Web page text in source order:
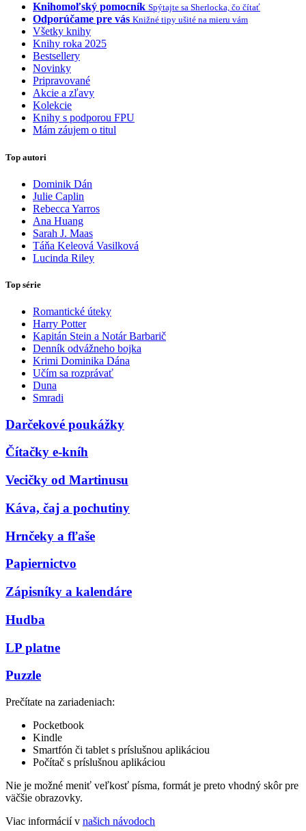
Knihomoľský pomocník Spýtajte sa Sherlocka, čo čítať
Odporúčame pre vás Knižné tipy ušité na mieru vám
Všetky knihy
Knihy roka 2025
Bestsellery
Novinky
Pripravované
Akcie a zľavy
Kolekcie
Knihy s podporou FPU
Mám záujem o titul
Top autori
Dominik Dán
Julie Caplin
Rebecca Yarros
Ana Huang
Sarah J. Maas
Táňa Keleová Vasilková
Lucinda Riley
Top série
Romantické úteky
Harry Potter
Kapitán Stein a Notár Barbarič
Denník odvážneho bojka
Krimi Dominika Dána
Učím sa rozprávať
Duna
Smradi
Darčekové poukážky
Čítačky e-kníh
Vecičky od Martinusu
Káva, čaj a pochutiny
Hrnčeky a fľaše
Papiernictvo
Zápisníky a kalendáre
Hudba
LP platne
Puzzle
Prečítate na zariadeniach:
Pocketbook
Kindle
Smartfón či tablet s príslušnou aplikáciou
Počítač s príslušnou aplikáciou
Nie je možné meniť veľkosť písma, formát je preto vhodný skôr pre
väčšie obrazovky.
Viac informácií v našich návodoch